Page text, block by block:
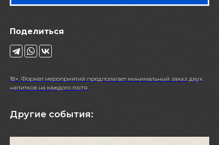
Поделиться
18+. Формат мероприятий предполагает минимальный заказ двух
напитков на каждого гостя.
Другие события: